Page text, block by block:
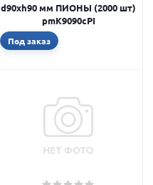
d90xh90 мм ПИОНЫ (2000 шт)
pmK9090cPI
Под заказ